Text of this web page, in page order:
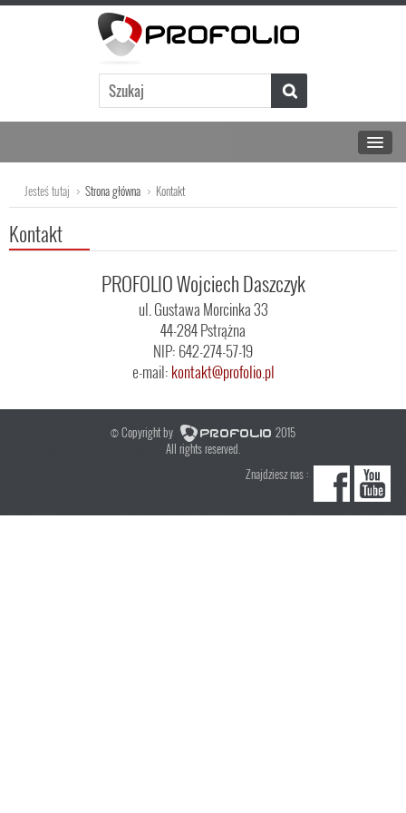
Jesteś tutaj Strona główna Kontakt
Kontakt
PROFOLIO Wojciech Daszczyk
ul. Gustawa Morcinka 33
44-284 Pstrążna
NIP: 642-274-57-19
e-mail: kontakt@profolio.pl
© Copyright by
2015
All rights reserved.
Znajdziesz nas :